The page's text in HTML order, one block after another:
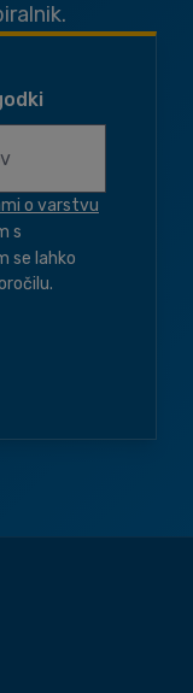
o varstvu
s
se lahko